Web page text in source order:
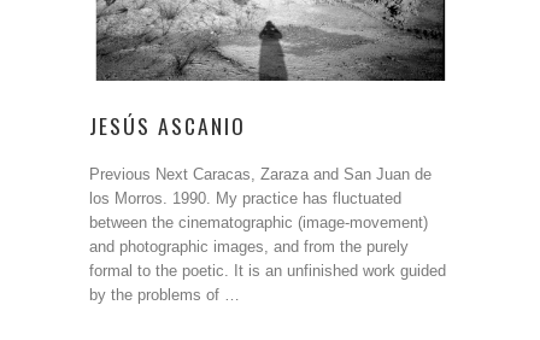
JESÚS ASCANIO
Previous Next Caracas, Zaraza and San Juan de
los Morros. 1990. My practice has fluctuated
between the cinematographic (image-movement)
and photographic images, and from the purely
formal to the poetic. It is an unfinished work guided
by the problems of …